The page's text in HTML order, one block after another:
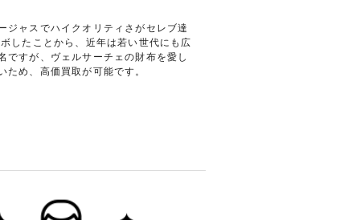
ジャスでハイクオリティさがセレブ達
したことから、近年は若い世代にも広
ですが、ヴェルサーチェの財布を愛し
め、高価買取が可能です。